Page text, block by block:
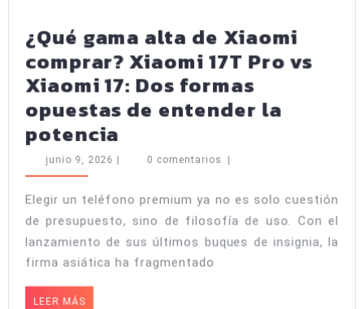
¿Qué gama alta de Xiaomi
comprar? Xiaomi 17T Pro vs
Xiaomi 17: Dos formas
opuestas de entender la
potencia
gama
de
Xiaomi
comprar?
Xiaomi
junio 9, 2026 junio
0 comentarios
Elegir un teléfono premium ya no es solo cuestión
de presupuesto, sino de filosofía de uso. Con el
lanzamiento de sus últimos buques de insignia, la
firma asiática ha fragmentado
LEER MÁSLEER